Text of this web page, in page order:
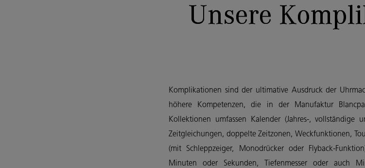
Unsere
Komplikationen sind der ultimative Ausdruck der
höhere Kompetenzen, die in der Manufaktur
Kollektionen umfassen Kalender (Jahres-, vollständige
Zeitgleichungen, doppelte Zeitzonen, Weckfunktionen,
(mit Schleppzeiger, Monodrücker oder Flyback-
Minuten oder Sekunden, Tiefenmesser oder auch